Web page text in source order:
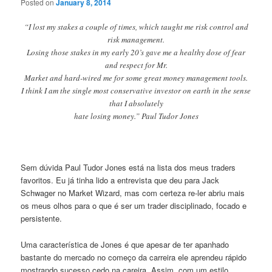
Posted onJanuary 8, 2014
“I lost my stakes a couple of times, which taught me risk control and
risk management.
Losing those stakes in my early 20’s gave me a healthy dose of fear
and respect for Mr.
Market and hard-wired me for some great money management tools.
I think I am the single most conservative investor on earth in the sense
that I absolutely
hate losing money.” Paul Tudor Jones
Sem dúvida Paul Tudor Jones está na lista dos meus traders
favoritos. Eu já tinha lido a entrevista que deu para Jack
Schwager no Market Wizard, mas com certeza re-ler abriu mais
os meus olhos para o que é ser um trader disciplinado, focado e
persistente.
Uma característica de Jones é que apesar de ter apanhado
bastante do mercado no começo da carreira ele aprendeu rápido
mostrando sucesso cedo na careira. Assim, com um estilo